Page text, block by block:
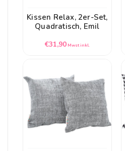
Kissen Relax, 2er-Set,
Quadratisch, Emil
Normaler
€31,90 Mwst inkl.